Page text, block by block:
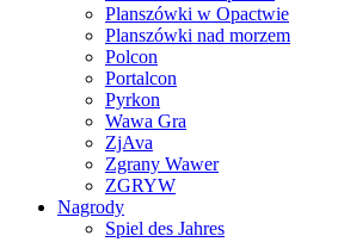
Planszówki w Opactwie
Planszówki nad morzem
Polcon
Portalcon
Pyrkon
Wawa Gra
ZjAva
Zgrany Wawer
ZGRYW
Nagrody
Spiel des Jahres